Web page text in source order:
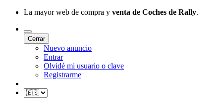
La mayor web de compra y venta de Coches de Rally.
Cerrar
Nuevo anuncio
Entrar
Olvidé mi usuario o clave
Registrarme